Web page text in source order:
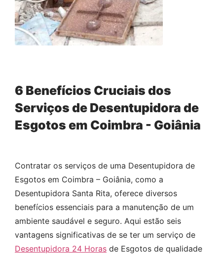
6 Benefícios Cruciais dos
Serviços de Desentupidora de
Esgotos em Coimbra - Goiânia
Contratar os serviços de uma Desentupidora de
Esgotos em Coimbra – Goiânia, como a
Desentupidora Santa Rita, oferece diversos
benefícios essenciais para a manutenção de um
ambiente saudável e seguro. Aqui estão seis
vantagens significativas de se ter um serviço de
Desentupidora 24 Horas de Esgotos de qualidade